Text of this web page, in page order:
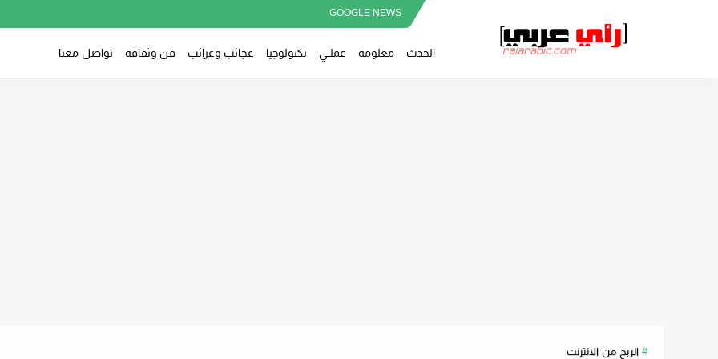
GOOGLE NEWS
الحدث معلومة عملــي تكنولوجيا عجائب وغرائب فن وثقافة تواصل معنا
الربح من الانترنت